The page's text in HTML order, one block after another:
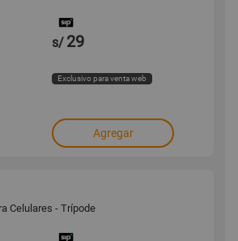
s/ 29
Exclusivo para venta web
Agregar
Celulares - Trípode